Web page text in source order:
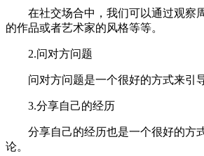
在社交场合中，我们可以通过观察
的作品或者艺术家的风格等等。
2.问对方问题
问对方问题是一个很好的方式来引
3.分享自己的经历
分享自己的经历也是一个很好的方
论。